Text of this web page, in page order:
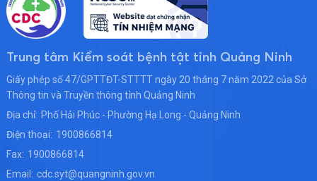
Trung tâm Kiểm soát bệnh tật tỉnh Quảng Ninh
Giấy phép số 47/GPTTĐT-STTTT ngày 20 tháng 7 năm 2022 của Sở
Thông tin và Truyền thông tỉnh Quảng Ninh
Địa chỉ: Phố Hải Phúc - Phường Hạ Long - Quảng Ninh
Điện thoại: 1900866814
Fax: 1900866814
Email: cdc.syt@quangninh.gov.vn